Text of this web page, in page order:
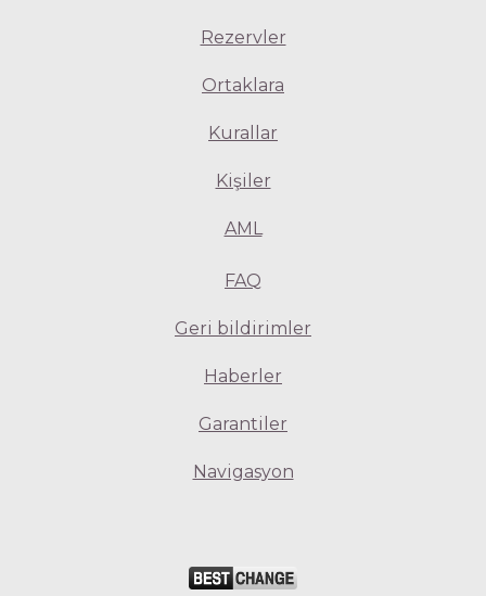
Rezervler
Ortaklara
Kurallar
Kişiler
AML
FAQ
Geri bildirimler
Haberler
Garantiler
Navigasyon